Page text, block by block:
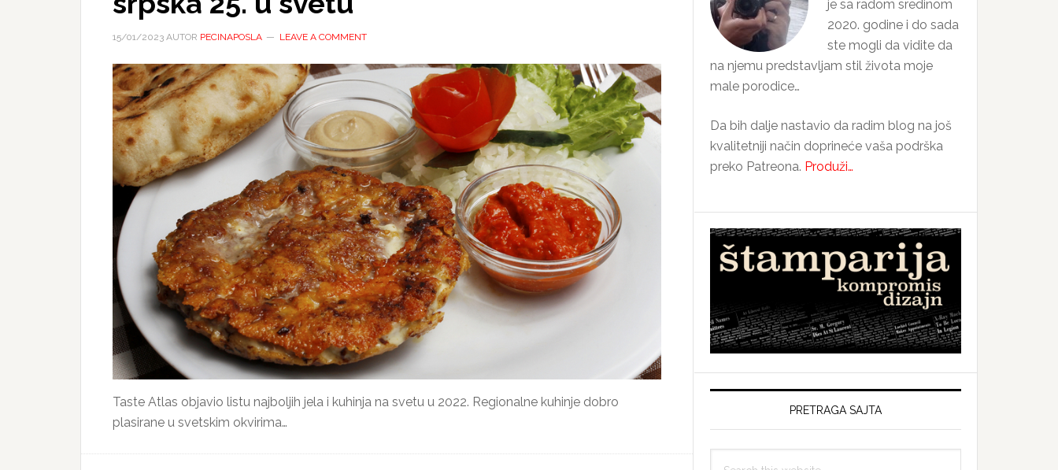
15/01/2023 AUTOR PECINAPOSLA LEAVE A COMMENT
Taste Atlas objavio listu najboljih jela i kuhinja na svetu u 2022. Regionalne kuhinje dobro
plasirane u svetskim okvirima…
je sa radom sredinom
2020. godine i do sada
ste mogli da vidite da
na njemu predstavljam stil života moje
male porodice…
Da bih dalje nastavio da radim blog na još
kvalitetniji način doprineće vaša podrška
preko Patreona. Produži…
PRETRAGA SAJTA